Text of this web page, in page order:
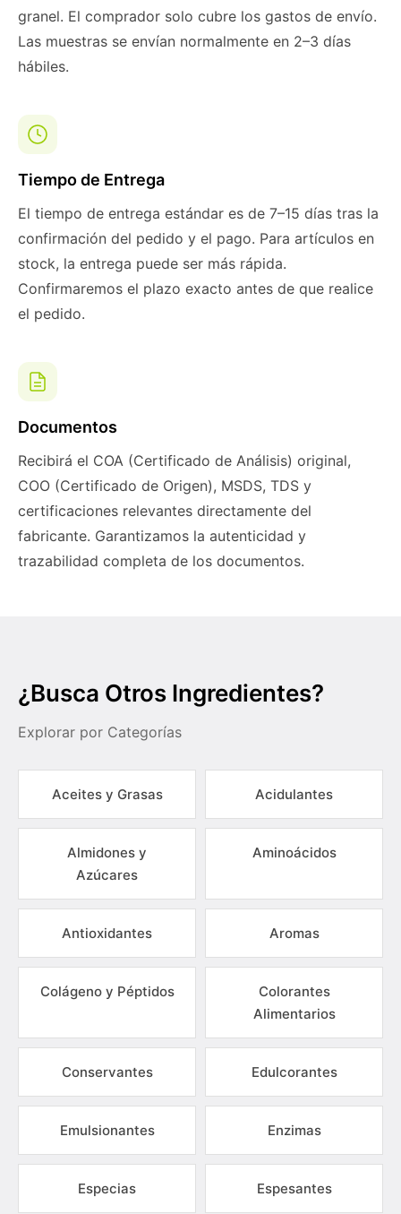
granel. El comprador solo cubre los gastos de envío.
Las muestras se envían normalmente en 2–3 días
hábiles.
Tiempo de Entrega
El tiempo de entrega estándar es de 7–15 días tras la
confirmación del pedido y el pago. Para artículos en
stock, la entrega puede ser más rápida.
Confirmaremos el plazo exacto antes de que realice
el pedido.
Documentos
Recibirá el COA (Certificado de Análisis) original,
COO (Certificado de Origen), MSDS, TDS y
certificaciones relevantes directamente del
fabricante. Garantizamos la autenticidad y
trazabilidad completa de los documentos.
¿Busca Otros Ingredientes?
Explorar por Categorías
Aceites y Grasas Acidulantes
Almidones y
Azúcares
Aminoácidos
Antioxidantes Aromas
Colágeno y Péptidos
Colorantes
Alimentarios
Conservantes Edulcorantes
Emulsionantes Enzimas
Especias Espesantes